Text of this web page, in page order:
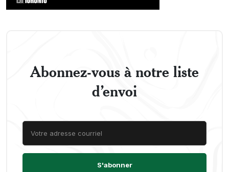
Abonnez-vous à notre liste
d’envoi